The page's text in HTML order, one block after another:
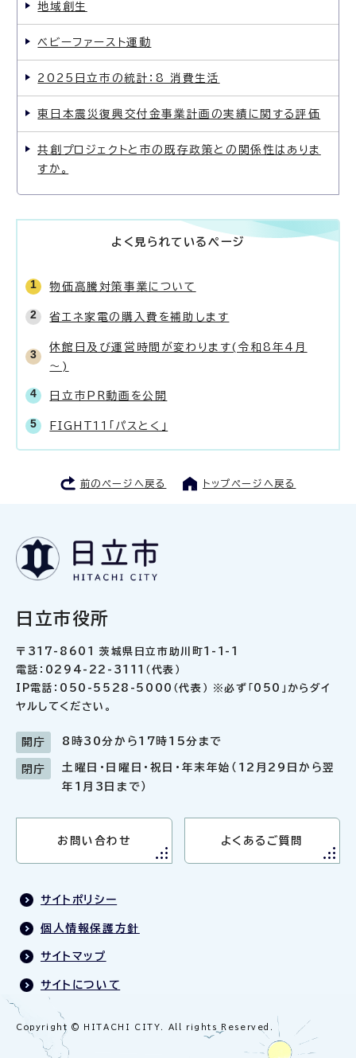
地域創生
ベビーファースト運動
2025日立市の統計：8 消費生活
東日本震災復興交付金事業計画の実績に関する評価
共創プロジェクトと市の既存政策との関係性はありま
すか。
よく見られているページ
物価高騰対策事業について
省エネ家電の購入費を補助します
休館日及び運営時間が変わります(令和8年4月
～)
日立市PR動画を公開
FIGHT11「パスとく」
前のページへ戻る トップページへ戻る
日立市役所
〒317-8601 茨城県日立市助川町1-1-1
電話：0294-22-3111（代表）
IP電話：050-5528-5000（代表） ※必ず「050」からダイ
ヤルしてください。
開庁 8時30分から17時15分まで
閉庁
土曜日・日曜日・祝日・年末年始（12月29日から翌
年1月3日まで）
お問い合わせ よくあるご質問
サイトポリシー
個人情報保護方針
サイトマップ
サイトについて
Copyright © HITACHI CITY. All rights Reserved.